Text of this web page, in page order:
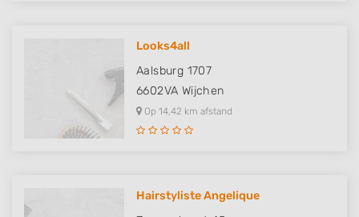
Looks4all
Aalsburg 1707
6602VA Wijchen
Op 14,42 km afstand
Hairstyliste Angelique